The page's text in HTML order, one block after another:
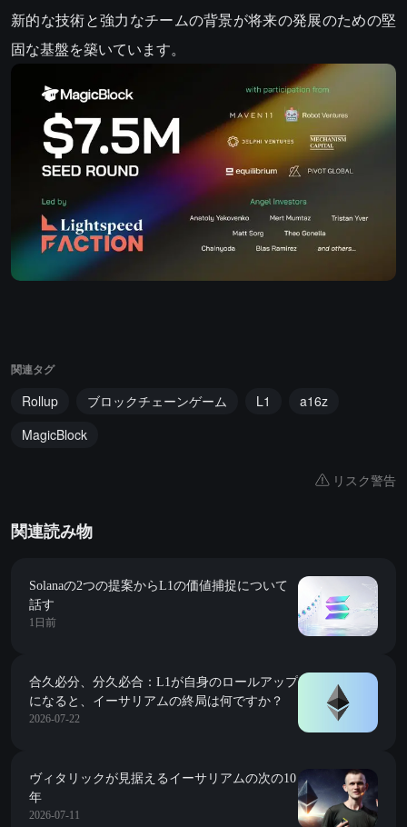
新的な技術と強力なチームの背景が将来の発展のための堅
固な基盤を築いています。
関連タグ
Rollup ブロックチェーンゲーム L1
a16z
MagicBlock
リスク警告
関連読み物
Solanaの2つの提案からL1の価値捕捉について
話す
1日前
合久必分、分久必合：L1が自身のロールアップ
になると、イーサリアムの終局は何ですか？
2026-07-22
ヴィタリックが見据えるイーサリアムの次の10
年
2026-07-11